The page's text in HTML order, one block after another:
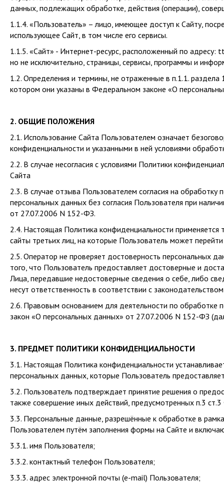
данных, подлежащих обработке, действия (операции),
1.1.4. «Пользователь» – лицо, имеющее доступ к Сайту,
использующее Сайт, в том числе его сервисы.
1.1.5. «Сайт» - Интернет-ресурс, расположенный по
но не исключительно, страницы, сервисы, программы и
1.2. Определения и термины, не отраженные в п.1.1.
котором они указаны в Федеральном законе «О
2. ОБЩИЕ ПОЛОЖЕНИЯ
2.1. Использование Сайта Пользователем означает
конфиденциальности и указанными в ней условиями
2.2. В случае несогласия с условиями Политики
Сайта
2.3. В случае отзыва Пользователем согласия на
персональных данных без согласия Пользователя при
от 27.07.2006 N 152-ФЗ.
2.4. Настоящая Политика конфиденциальности применяется
сайты третьих лиц, на которые Пользователь может
2.5. Оператор не проверяет достоверность персональных
того, что Пользователь предоставляет достоверные и
Лица, передавшие недостоверные сведения о себе, либо
несут ответственность в соответствии с
2.6. Правовым основанием для деятельности по
закон «О персональных данных» от 27.07.2006 N 152-ФЗ
3. ПРЕДМЕТ ПОЛИТИКИ КОНФИДЕНЦИАЛЬНОСТИ
3.1. Настоящая Политика конфиденциальности
персональных данных, которые Пользователь
3.2. Пользователь подтверждает принятие решения о
также совершение иных действий, предусмотренных п.3
3.3. Персональные данные, разрешённые к обработке в
Пользователем путём заполнения формы на Сайте и
3.3.1. имя Пользователя;
3.3.2. контактный телефон Пользователя;
3.3.3. адрес электронной почты (e-mail) Пользователя;